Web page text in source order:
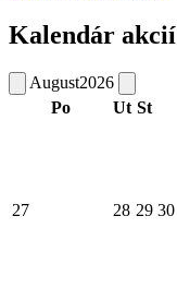
Kalendár akcií
August2026
Po
Ut St
27 28 29 30